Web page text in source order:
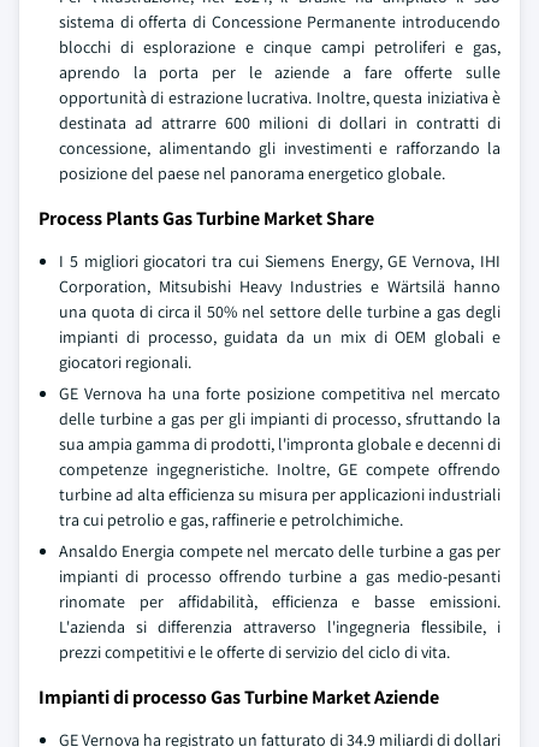
sistema di offerta di Concessione Permanente introducendo
blocchi di esplorazione e cinque campi petroliferi e gas,
aprendo la porta per le aziende a fare offerte sulle
opportunità di estrazione lucrativa. Inoltre, questa iniziativa è
destinata ad attrarre 600 milioni di dollari in contratti di
concessione, alimentando gli investimenti e rafforzando la
posizione del paese nel panorama energetico globale.
Process Plants Gas Turbine Market Share
I 5 migliori giocatori tra cui Siemens Energy, GE Vernova, IHI
Corporation, Mitsubishi Heavy Industries e Wärtsilä hanno
una quota di circa il 50% nel settore delle turbine a gas degli
impianti di processo, guidata da un mix di OEM globali e
giocatori regionali.
GE Vernova ha una forte posizione competitiva nel mercato
delle turbine a gas per gli impianti di processo, sfruttando la
sua ampia gamma di prodotti, l'impronta globale e decenni di
competenze ingegneristiche. Inoltre, GE compete offrendo
turbine ad alta efficienza su misura per applicazioni industriali
tra cui petrolio e gas, raffinerie e petrolchimiche.
Ansaldo Energia compete nel mercato delle turbine a gas per
impianti di processo offrendo turbine a gas medio-pesanti
rinomate per affidabilità, efficienza e basse emissioni.
L'azienda si differenzia attraverso l'ingegneria flessibile, i
prezzi competitivi e le offerte di servizio del ciclo di vita.
Impianti di processo Gas Turbine Market Aziende
GE Vernova ha registrato un fatturato di 34.9 miliardi di dollari